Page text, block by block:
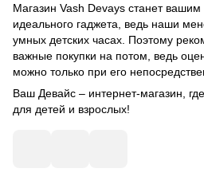
Магазин Vash Devays станет
идеального гаджета, ведь наши
умных детских часах. Поэтому
важные покупки на потом, ведь
можно только при его
Ваш Девайс – интернет-магазин,
для детей и взрослых!